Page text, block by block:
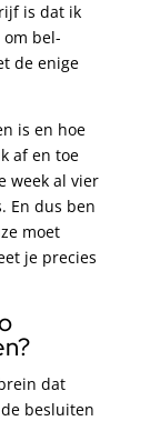
is dat ik
bel-
de enige
is en hoe
af en toe
week al vier
En dus ben
moet
je precies
dat
besluiten